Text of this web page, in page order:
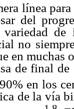
línea
del
no
en muchas
de final
en los
de la vía